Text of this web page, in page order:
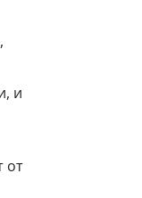
и
от